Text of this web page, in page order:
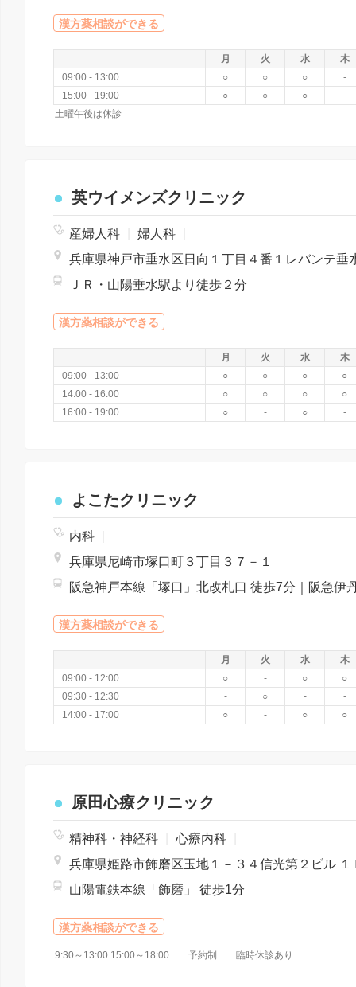
漢方薬相談ができる
月 火 水
木
09:00 - 13:00
○ ○ ○
-
15:00 - 19:00
○ ○ ○
-
土曜午後は休診
英ウイメンズクリニック
産婦人科 婦人科
ＪＲ・山陽垂水駅より徒歩２分
漢方薬相談ができる
月 火 水
木
09:00 - 13:00
○ ○ ○
○
14:00 - 16:00
○ ○ ○
○
16:00 - 19:00
○ - ○ -
よこたクリニック
内科
兵庫県尼崎市塚口町３丁目３７－１
漢方薬相談ができる
月 火 水
木
09:00 - 12:00
○ - ○
○
09:30 - 12:30
- ○ -
-
14:00 - 17:00
○ - ○ ○
原田心療クリニック
精神科・神経科 心療内科
兵庫県姫路市飾磨区玉地１－３４信光第２ビル １
山陽電鉄本線「飾磨」 徒歩1分
漢方薬相談ができる
9:30～13:00 15:00～18:00 予約制 臨時休診あり